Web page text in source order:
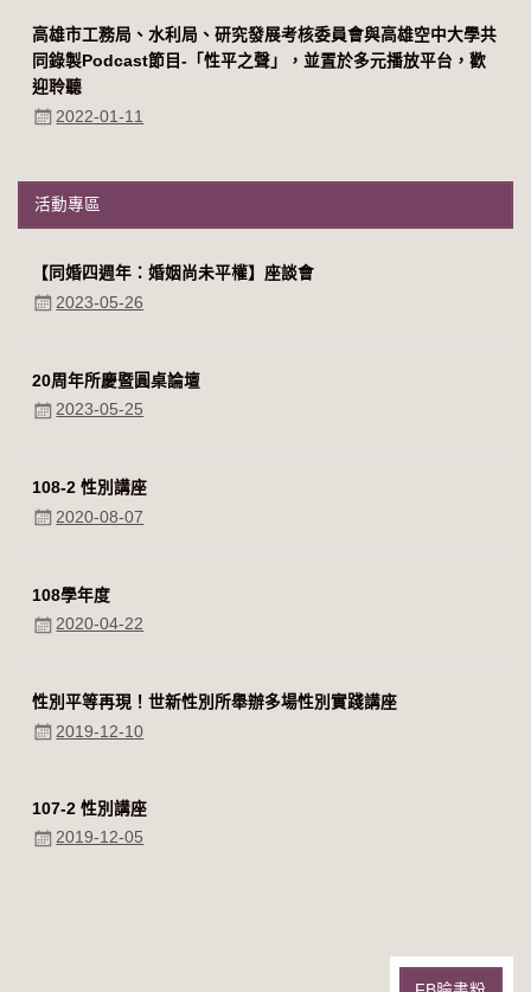
高雄市工務局、水利局、研究發展考核委員會與高雄空中大學共
同錄製Podcast節目-「性平之聲」，並置於多元播放平台，歡
迎聆聽
2022-01-11
活動專區
【同婚四週年：婚姻尚未平權】座談會
2023-05-26
20周年所慶暨圓桌論壇
2023-05-25
108-2 性別講座
2020-08-07
108學年度
2020-04-22
性別平等再現！世新性別所舉辦多場性別實踐講座
2019-12-10
107-2 性別講座
2019-12-05